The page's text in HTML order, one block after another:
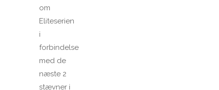
om
Eliteserien
i
forbindelse
med de
næste 2
stævner i